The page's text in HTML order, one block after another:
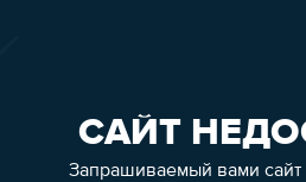
САЙТ
Запрашиваемый вами